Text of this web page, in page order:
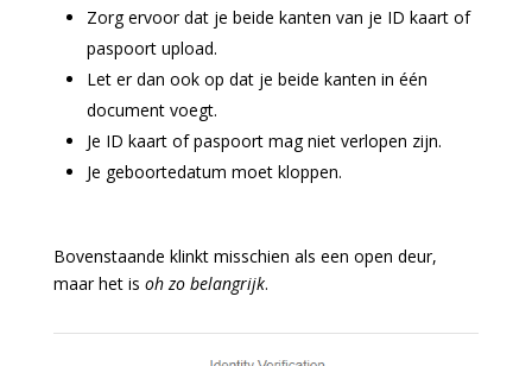
Zorg ervoor dat je beide kanten van je ID kaart of
paspoort upload.
Let er dan ook op dat je beide kanten in één
document voegt.
Je ID kaart of paspoort mag niet verlopen zijn.
Je geboortedatum moet kloppen.
Bovenstaande klinkt misschien als een open deur,
maar het is oh zo belangrijk.